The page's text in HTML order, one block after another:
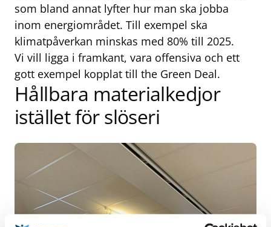
som bland annat lyfter hur man ska jobba
inom energiområdet. Till exempel ska
klimatpåverkan minskas med 80% till 2025.
Vi vill ligga i framkant, vara offensiva och ett
gott exempel kopplat till the Green Deal.
Hållbara materialkedjor
istället för slöseri